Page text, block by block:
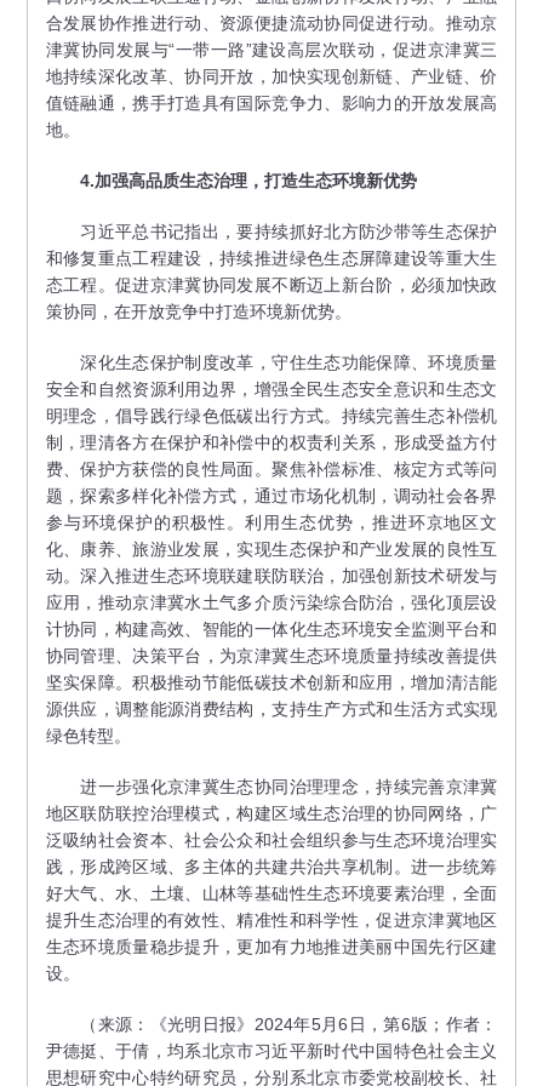
合发展协作推进行动、资源便捷流动协同促进行动。推动京
津冀协同发展与“一带一路”建设高层次联动，促进京津冀三
地持续深化改革、协同开放，加快实现创新链、产业链、价
值链融通，携手打造具有国际竞争力、影响力的开放发展高
地。
4.加强高品质生态治理，打造生态环境新优势
习近平总书记指出，要持续抓好北方防沙带等生态保护
和修复重点工程建设，持续推进绿色生态屏障建设等重大生
态工程。促进京津冀协同发展不断迈上新台阶，必须加快政
策协同，在开放竞争中打造环境新优势。
深化生态保护制度改革，守住生态功能保障、环境质量
安全和自然资源利用边界，增强全民生态安全意识和生态文
明理念，倡导践行绿色低碳出行方式。持续完善生态补偿机
制，理清各方在保护和补偿中的权责利关系，形成受益方付
费、保护方获偿的良性局面。聚焦补偿标准、核定方式等问
题，探索多样化补偿方式，通过市场化机制，调动社会各界
参与环境保护的积极性。利用生态优势，推进环京地区文
化、康养、旅游业发展，实现生态保护和产业发展的良性互
动。深入推进生态环境联建联防联治，加强创新技术研发与
应用，推动京津冀水土气多介质污染综合防治，强化顶层设
计协同，构建高效、智能的一体化生态环境安全监测平台和
协同管理、决策平台，为京津冀生态环境质量持续改善提供
坚实保障。积极推动节能低碳技术创新和应用，增加清洁能
源供应，调整能源消费结构，支持生产方式和生活方式实现
绿色转型。
进一步强化京津冀生态协同治理理念，持续完善京津冀
地区联防联控治理模式，构建区域生态治理的协同网络，广
泛吸纳社会资本、社会公众和社会组织参与生态环境治理实
践，形成跨区域、多主体的共建共治共享机制。进一步统筹
好大气、水、土壤、山林等基础性生态环境要素治理，全面
提升生态治理的有效性、精准性和科学性，促进京津冀地区
生态环境质量稳步提升，更加有力地推进美丽中国先行区建
设。
（来源：《光明日报》2024年5月6日，第6版；作者：
尹德挺、于倩，均系北京市习近平新时代中国特色社会主义
思想研究中心特约研究员，分别系北京市委党校副校长、社